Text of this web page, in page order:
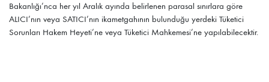
Bakanlığı’nca her yıl Aralık ayında belirlenen parasal sınırlara göre
ALICI’nın veya SATICI’nın ikametgahının bulunduğu yerdeki Tüketici
Sorunları Hakem Heyeti’ne veya Tüketici Mahkemesi’ne yapılabilecektir.